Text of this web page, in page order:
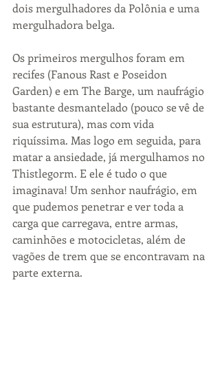
dois mergulhadores da Polônia e uma
mergulhadora belga.
Os primeiros mergulhos foram em
recifes (Fanous Rast e Poseidon
Garden) e em The Barge, um naufrágio
bastante desmantelado (pouco se vê de
sua estrutura), mas com vida
riquíssima. Mas logo em seguida, para
matar a ansiedade, já mergulhamos no
Thistlegorm. E ele é tudo o que
imaginava! Um senhor naufrágio, em
que pudemos penetrar e ver toda a
carga que carregava, entre armas,
caminhões e motocicletas, além de
vagões de trem que se encontravam na
parte externa.